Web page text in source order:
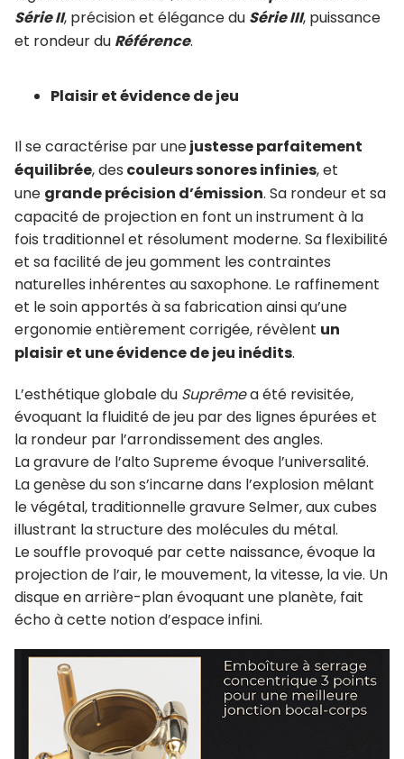
Série II, précision et élégance du Série III, puissance
et rondeur du Référence.
Plaisir et évidence de jeu
Il se caractérise par unejustesse parfaitement
équilibrée, des couleurs sonores infinies, et
une grande précision d’émission. Sa rondeur et sa
capacité de projection en font un instrument à la
fois traditionnel et résolument moderne. Sa flexibilité
et sa facilité de jeu gomment les contraintes
naturelles inhérentes au saxophone. Le raffinement
et le soin apportés à sa fabrication ainsi qu’une
ergonomie entièrement corrigée, révèlent un
plaisir et une évidence de jeu inédits.
L’esthétique globale du Suprêmea été revisitée,
évoquant la fluidité de jeu par des lignes épurées et
la rondeur par l’arrondissement des angles.
La gravure de l’alto Supreme évoque l’universalité.
La genèse du son s’incarne dans l’explosion mêlant
le végétal, traditionnelle gravure Selmer, aux cubes
illustrant la structure des molécules du métal.
Le souffle provoqué par cette naissance, évoque la
projection de l’air, le mouvement, la vitesse, la vie. Un
disque en arrière-plan évoquant une planète, fait
écho à cette notion d’espace infini.